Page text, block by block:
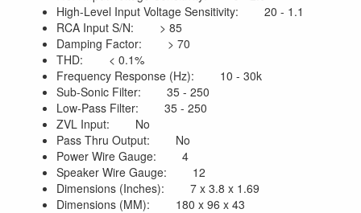
High-Level Input Voltage Sensitivity: 20 - 1.1
RCA Input S/N: > 85
Damping Factor: > 70
THD: < 0.1%
Frequency Response (Hz): 10 - 30k
Sub-Sonic Filter: 35 - 250
Low-Pass Filter: 35 - 250
ZVL Input: No
Pass Thru Output: No
Power Wire Gauge: 4
Speaker Wire Gauge: 12
Dimensions (Inches): 7 x 3.8 x 1.69
Dimensions (MM): 180 x 96 x 43